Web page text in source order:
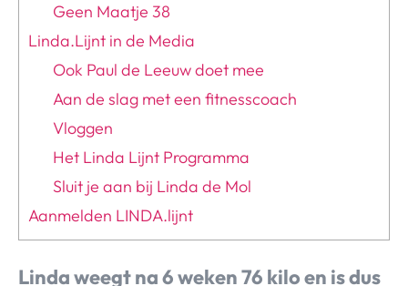
Geen Maatje 38
Linda.Lijnt in de Media
Ook Paul de Leeuw doet mee
Aan de slag met een fitnesscoach
Vloggen
Het Linda Lijnt Programma
Sluit je aan bij Linda de Mol
Aanmelden LINDA.lijnt
Linda weegt na 6 weken 76 kilo en is dus